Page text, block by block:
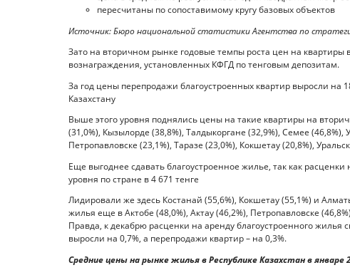
пересчитаны по сопоставимому кругу базовых объектов
Источник: Бюро национальной статистики Агентства по
Зато на вторичном рынке годовые темпы роста цен на квартиры
вознаграждения, установленных КФГД по тенговым депозитам.
За год цены перепродажи благоустроенных квартир выросли на
Казахстану
Выше этого уровня поднялись цены на такие квартиры на
(31,0%), Кызылорде (38,8%), Талдыкоргане (32,9%), Семее (46,8%),
Петропавловске (23,1%), Таразе (23,0%), Кокшетау (20,8%),
Еще выгоднее сдавать благоустроенное жилье, так как
уровня по стране в 4 671 тенге
Лидировали же здесь Костанай (55,6%), Кокшетау (55,1%) и
жилья еще в Актобе (48,0%), Актау (46,2%), Петропавловске
Правда, к декабрю расценки на аренду благоустроенного
выросли на 0,7%, а перепродажи квартир – на 0,3%.
Средние цены на рынке жилья в Республике Казахстан в